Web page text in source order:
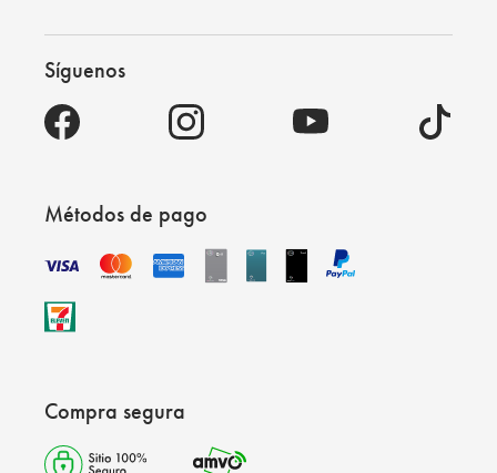
Síguenos
Métodos de pago
Compra segura